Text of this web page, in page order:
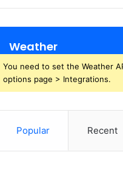
Weather
You need to set the Weather
options page > Integrations.
Popular Recent